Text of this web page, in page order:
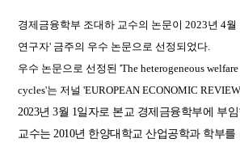
경제금융학부 조대하 교수의 논문이 2023년 4월
연구자' 금주의 우수 논문으로 선정되었다.
우수 논문으로 선정된 'The heterogeneous welfare
cycles'는 저널 'EUROPEAN ECONOMIC
2023년 3월 1일자로 본교 경제금융학부에 부
교수는 2010년 한양대학교 산업공학과 학부를